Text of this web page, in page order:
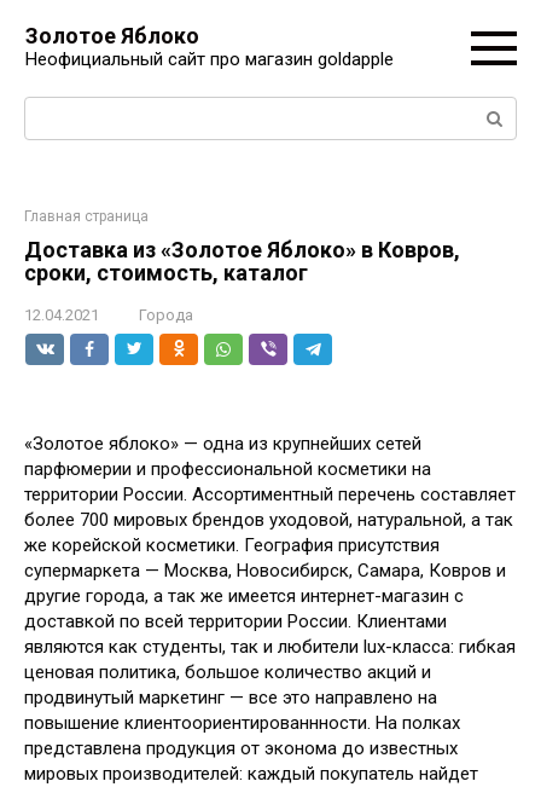
контенту
Золотое Яблоко
Неофициальный сайт про магазин goldapple
Поиск:
Главная страница
Доставка из «Золотое Яблоко» в Ковров,
сроки, стоимость, каталог
12.04.2021 Города
«Золотое яблоко» — одна из крупнейших сетей
парфюмерии и профессиональной косметики на
территории России. Ассортиментный перечень составляет
более 700 мировых брендов уходовой, натуральной, а так
же корейской косметики. География присутствия
супермаркета — Москва, Новосибирск, Самара, Ковров и
другие города, а так же имеется интернет-магазин с
доставкой по всей территории России. Клиентами
являются как студенты, так и любители lux-класса: гибкая
ценовая политика, большое количество акций и
продвинутый маркетинг — все это направлено на
повышение клиентоориентированнности. На полках
представлена продукция от эконома до известных
мировых производителей: каждый покупатель найдет